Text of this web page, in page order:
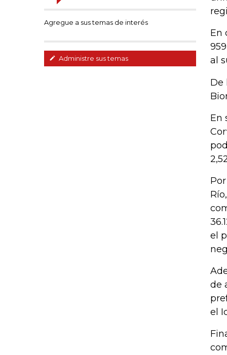
Agregue a sus temas de interés
Administre sus temas
En
al
De
En
el
de
el